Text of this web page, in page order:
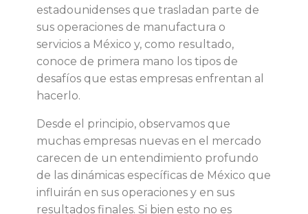
e
s
a
s
q
u
estadounidenses que trasladan parte de
sus operaciones de manufactura o
servicios a México y, como resultado,
conoce de primera mano los tipos de
desafíos que estas empresas enfrentan al
hacerlo.
Desde el principio, observamos que
muchas empresas nuevas en el mercado
carecen de un entendimiento profundo
de las dinámicas específicas de México que
influirán en sus operaciones y en sus
resultados finales. Si bien esto no es